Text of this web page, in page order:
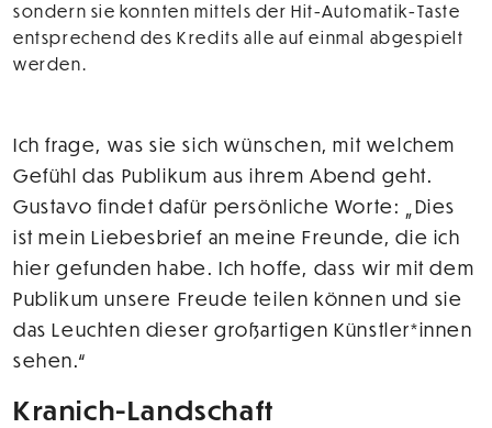
sondern sie konnten mittels der Hit-Automatik-Taste
entsprechend des Kredits alle auf einmal abgespielt
werden.
Ich frage, was sie sich wünschen, mit welchem
Gefühl das Publikum aus ihrem Abend geht.
Gustavo findet dafür persönliche Worte: „Dies
ist mein Liebesbrief an meine Freunde, die ich
hier gefunden habe. Ich hoffe, dass wir mit dem
Publikum unsere Freude teilen können und sie
das Leuchten dieser großartigen Künstler*innen
sehen.“
Kranich-Landschaft